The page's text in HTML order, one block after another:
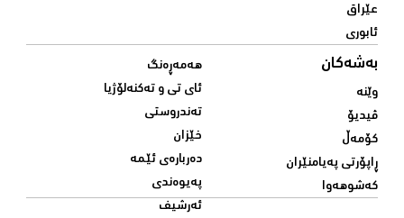
عێراق
ئابوری
بەشەکان
وێنە
ڤیدیۆ
کۆمەڵ
ڕاپۆرتی پەیامنێران
کەشوهەوا
هەمەڕەنگ
ئای تی و تەکنەلۆژیا
تەندروستی
خێزان
دەربارەی ئێمە
پەیوەندی
ئەرشیف